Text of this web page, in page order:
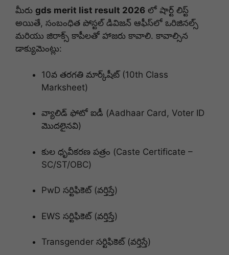
మీరు gds merit list result 2026 లో షార్ట్ లిస్ట్
అయితే, సంబంధిత పోస్టల్ డివిజన్ ఆఫీస్‌లో ఒరిజినల్స్
మరియు జిరాక్స్ కాపీలతో హాజరు కావాలి. కావాల్సిన
డాక్యుమెంట్లు:
10వ తరగతి మార్క్‌షీట్ (10th Class
Marksheet)
వ్యాలిడ్ ఫోటో ఐడీ (Aadhaar Card, Voter ID
మొదలైనవి)
కుల ధృవీకరణ పత్రం (Caste Certificate –
SC/ST/OBC)
PwD సర్టిఫికెట్ (వర్తిస్తే)
EWS సర్టిఫికెట్ (వర్తిస్తే)
Transgender సర్టిఫికెట్ (వర్తిస్తే)